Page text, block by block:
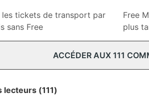
les tickets de transport par
sans Free
Free
plus
ACCÉDER AUX 111
lecteurs (111)